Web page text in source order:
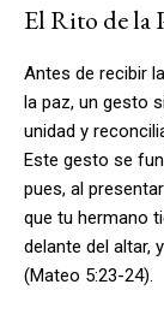
El Rito de la
Antes de recibir
la paz, un gesto
unidad y
Este gesto se
pues, al
que tu hermano
delante del altar,
(Mateo 5:23-24).